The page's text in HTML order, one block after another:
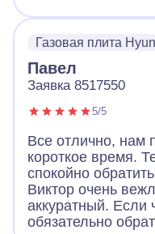
Газовая плита
Павел
Заявка 8517550
5/5
Все отлично, нам
короткое время.
спокойно
Виктор очень
аккуратный. Если
обязательно